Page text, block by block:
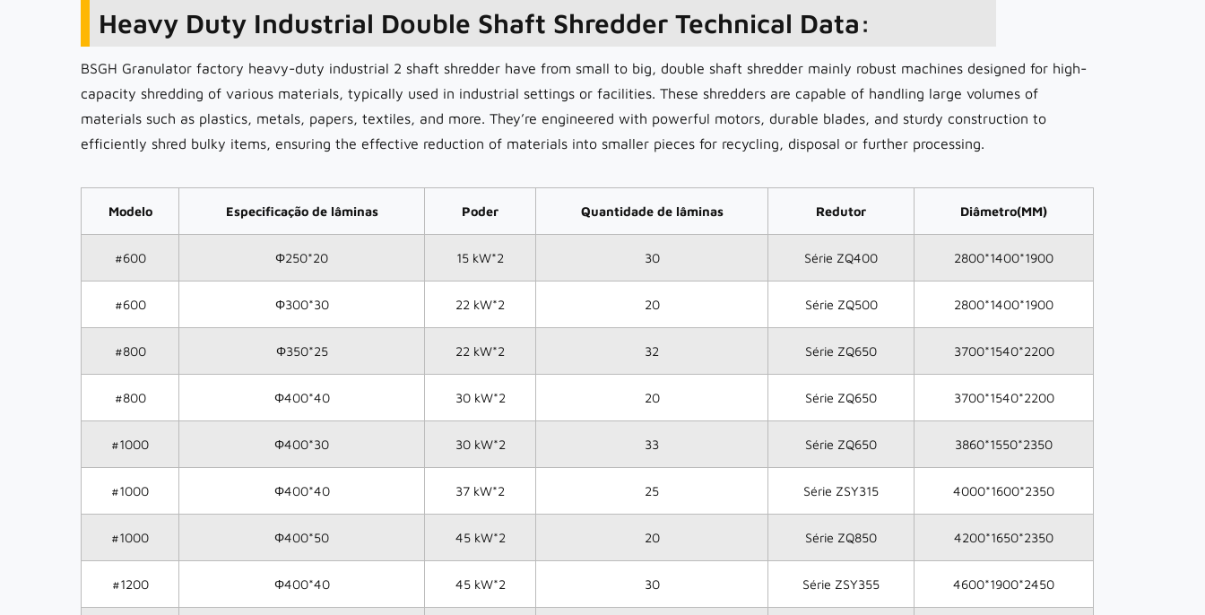
Heavy Duty Industrial Double Shaft Shredder Technical Data:
BSGH Granulator factory heavy-duty industrial 2 shaft shredder have from small to big, double shaft shredder mainly robust machines designed for high-
capacity shredding of various materials, typically used in industrial settings or facilities. These shredders are capable of handling large volumes of
materials such as plastics, metals, papers, textiles, and more. They’re engineered with powerful motors, durable blades, and sturdy construction to
efficiently shred bulky items, ensuring the effective reduction of materials into smaller pieces for recycling, disposal or further processing.
Modelo Especificação de lâminas Poder Quantidade de lâminas Redutor Diâmetro(MM)
#600 Φ250*20 15 kW*2 30 Série ZQ400 2800*1400*1900
#600 Φ300*30 22 kW*2 20 Série ZQ500 2800*1400*1900
#800 Φ350*25 22 kW*2 32 Série ZQ650 3700*1540*2200
#800 Φ400*40 30 kW*2 20 Série ZQ650 3700*1540*2200
#1000 Φ400*30 30 kW*2 33 Série ZQ650 3860*1550*2350
#1000 Φ400*40 37 kW*2 25 Série ZSY315 4000*1600*2350
#1000 Φ400*50 45 kW*2 20 Série ZQ850 4200*1650*2350
#1200 Φ400*40 45 kW*2 30 Série ZSY355 4600*1900*2450